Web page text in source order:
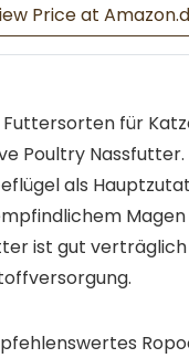
Price at
für
Poultry
als
ist gut